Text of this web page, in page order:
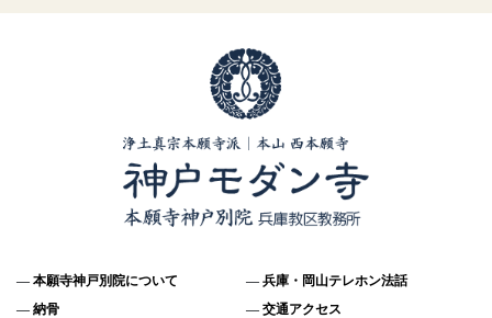
本願寺神戸別院について
兵庫・岡山テレホン法話
納骨
交通アクセス